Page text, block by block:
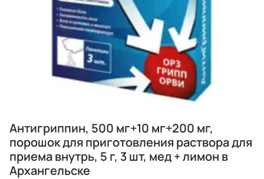
Антигриппин, 500 мг+10 мг+200 мг,
порошок для приготовления раствора для
приема внутрь, 5 г, 3 шт, мед + лимон в
Архангельске